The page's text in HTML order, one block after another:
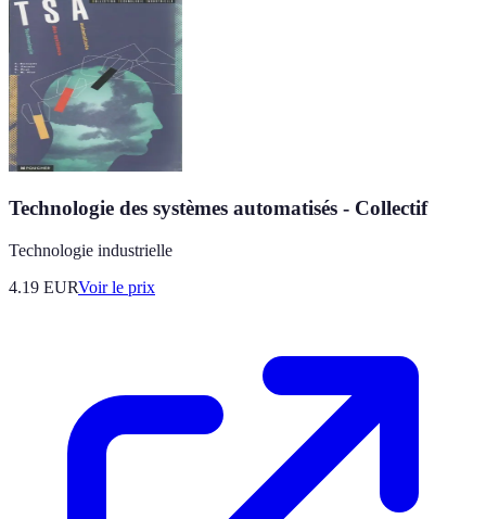
Technologie des systèmes automatisés - Collectif
Technologie industrielle
4.19 EURVoir le prix